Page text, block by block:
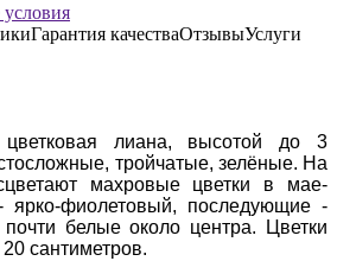
Гарантия качестваОтзывыУслуги
лиана, высотой до 3
тройчатые, зелёные. На
махровые цветки в мае-
фиолетовый, последующие -
белые около центра. Цветки
сантиметров.